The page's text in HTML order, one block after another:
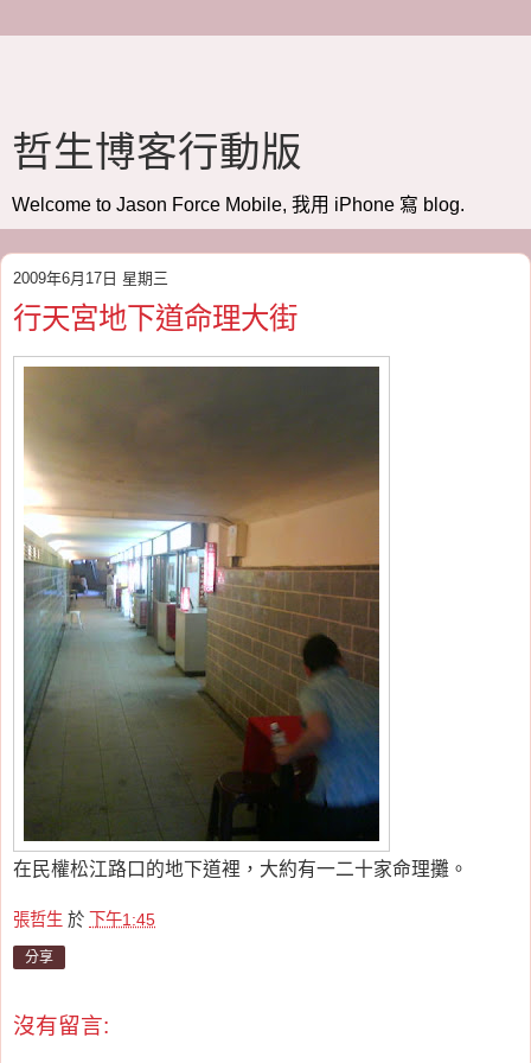
哲生博客行動版
Welcome to Jason Force Mobile, 我用 iPhone 寫 blog.
2009年6月17日 星期三
行天宮地下道命理大街
在民權松江路口的地下道裡，大約有一二十家命理攤。
張哲生 於 下午1:45
分享
沒有留言: